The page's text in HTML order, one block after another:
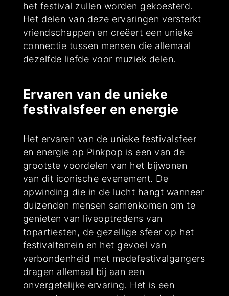
het festival zullen worden gekoesterd.
Het delen van deze ervaringen versterkt
vriendschappen en creëert een unieke
connectie tussen mensen die allemaal
dezelfde liefde voor muziek delen.
Ervaren van de unieke
festivalsfeer en energie
Het ervaren van de unieke festivalsfeer
en energie op Pinkpop is een van de
grootste voordelen van het bijwonen
van dit iconische evenement. De
opwinding die in de lucht hangt wanneer
duizenden mensen samenkomen om te
genieten van liveoptredens van
topartiesten, de gezellige sfeer op het
festivalterrein en het gevoel van
verbondenheid met medefestivalgangers
dragen allemaal bij aan een
onvergetelijke ervaring. Het is een